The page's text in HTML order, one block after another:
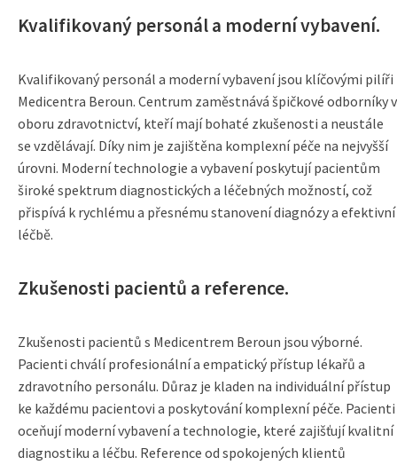
Kvalifikovaný personál a moderní vybavení.
Kvalifikovaný personál a moderní vybavení jsou klíčovými pilíři
Medicentra Beroun. Centrum zaměstnává špičkové odborníky v
oboru zdravotnictví, kteří mají bohaté zkušenosti a neustále
se vzdělávají. Díky nim je zajištěna komplexní péče na nejvyšší
úrovni. Moderní technologie a vybavení poskytují pacientům
široké spektrum diagnostických a léčebných možností, což
přispívá k rychlému a přesnému stanovení diagnózy a efektivní
léčbě.
Zkušenosti pacientů a reference.
Zkušenosti pacientů s Medicentrem Beroun jsou výborné.
Pacienti chválí profesionální a empatický přístup lékařů a
zdravotního personálu. Důraz je kladen na individuální přístup
ke každému pacientovi a poskytování komplexní péče. Pacienti
oceňují moderní vybavení a technologie, které zajišťují kvalitní
diagnostiku a léčbu. Reference od spokojených klientů